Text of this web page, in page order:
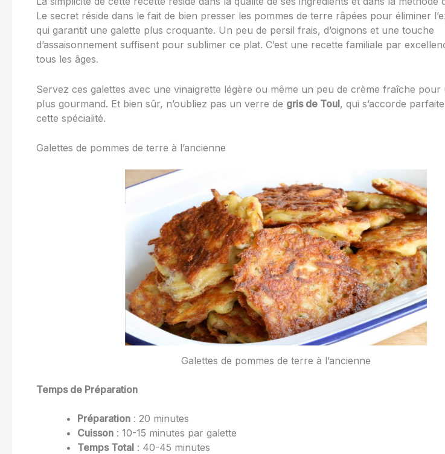
Le secret réside dans le fait de bien presser les pommes de terre râpées pour éliminer
qui garantit une galette plus croquante. Un peu de persil frais, d’oignons et une touche
d’assaisonnement suffisent pour sublimer ce plat. C’est une recette familiale par
tous les âges.
Servez ces galettes avec une vinaigrette légère ou même un peu de crème fraîche
plus gourmand. Et bien sûr, n’oubliez pas un verre de gris de Toul, qui s’accorde
cette spécialité.
Galettes de pommes de terre à l’ancienne
Galettes de pommes de terre à l’ancienne
Temps de Préparation
Préparation : 20 minutes
Cuisson : 10-15 minutes par galette
Temps Total : 40-45 minutes